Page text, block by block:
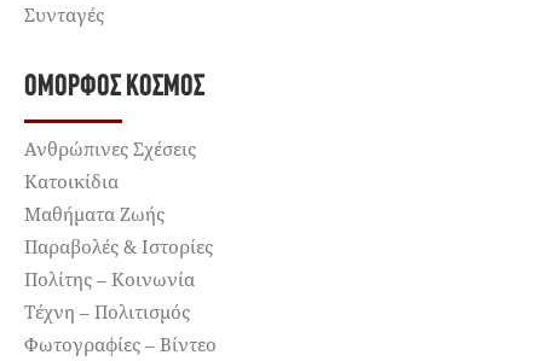
Συνταγές
ΌΜΟΡΦΟΣ ΚΌΣΜΟΣ
Ανθρώπινες Σχέσεις
Κατοικίδια
Μαθήματα Ζωής
Παραβολές & Ιστορίες
Πολίτης – Κοινωνία
Τέχνη – Πολιτισμός
Φωτογραφίες – Βίντεο